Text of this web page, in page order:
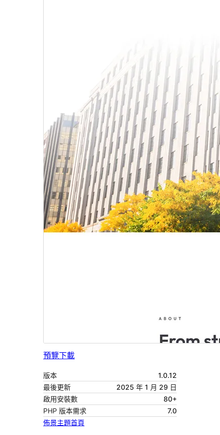
預覽下載
版本
1.0.12
最後更新
2025 年 1 月 29 日
啟用安裝數
80+
PHP 版本需求
7.0
佈景主題首頁